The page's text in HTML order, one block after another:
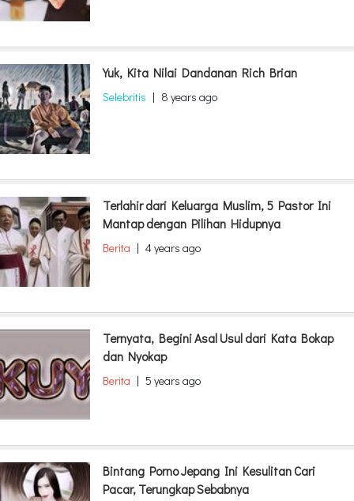
Yuk, Kita Nilai Dandanan Rich Brian
Selebritis | 8 years ago
Terlahir dari Keluarga Muslim, 5 Pastor Ini
Mantap dengan Pilihan Hidupnya
Berita | 4 years ago
Ternyata, Begini Asal Usul dari Kata Bokap
dan Nyokap
Berita | 5 years ago
Bintang Porno Jepang Ini Kesulitan Cari
Pacar, Terungkap Sebabnya